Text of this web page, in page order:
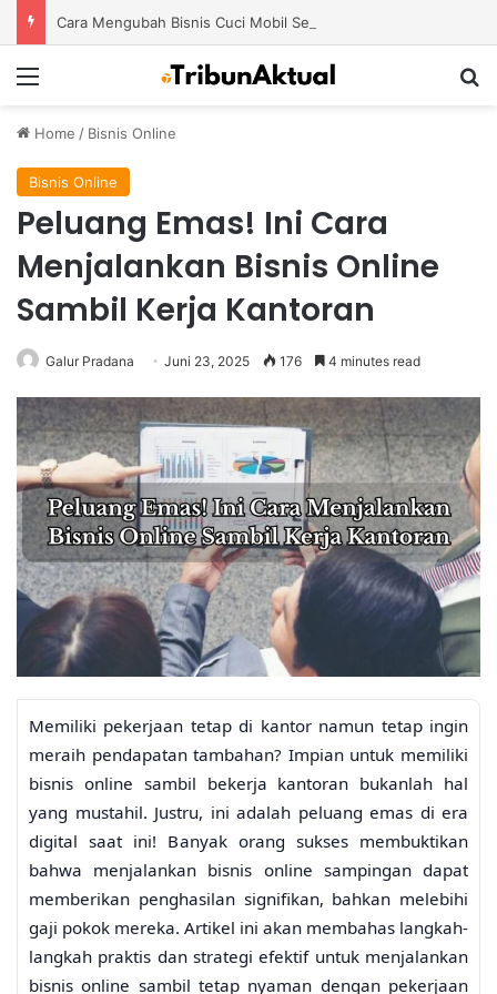
Home / Bisnis Online
Bisnis Online
Peluang Emas! Ini Cara
Menjalankan Bisnis Online
Sambil Kerja Kantoran
Galur Pradana Juni 23, 2025 176 4 minutes read
Memiliki pekerjaan tetap di kantor namun tetap ingin
meraih pendapatan tambahan? Impian untuk memiliki
bisnis online sambil bekerja kantoran bukanlah hal
yang mustahil. Justru, ini adalah peluang emas di era
digital saat ini! Banyak orang sukses membuktikan
bahwa menjalankan bisnis online sampingan dapat
memberikan penghasilan signifikan, bahkan melebihi
gaji pokok mereka. Artikel ini akan membahas langkah-
langkah praktis dan strategi efektif untuk menjalankan
bisnis online sambil tetap nyaman dengan pekerjaan